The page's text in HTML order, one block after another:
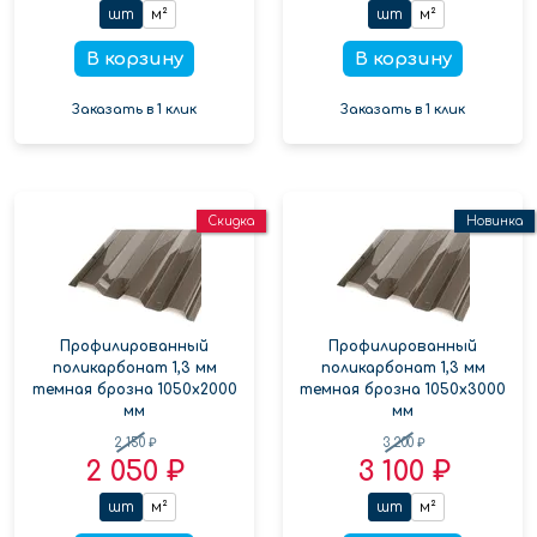
шт м²
В корзину
Заказать в 1 клик
шт м²
В корзину
Заказать в 1 клик
Профилированный
поликарбонат 1,3 мм
темная брозна 1050х2000
мм
2 150 ₽
2 050 ₽
шт м²
Скидка
Профилированный
поликарбонат 1,3 мм
темная брозна 1050х3000
мм
3 200 ₽
3 100 ₽
шт м²
Новинка